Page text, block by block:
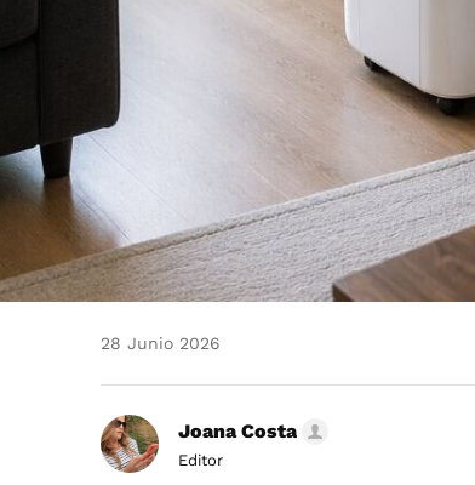
28 Junio 2026
Joana Costa
Editor